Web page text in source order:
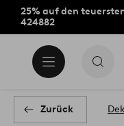
25% auf den
424882
Zurück